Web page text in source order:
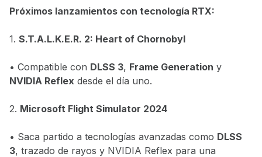
Próximos lanzamientos con tecnología RTX:
1. S.T.A.L.K.E.R. 2: Heart of Chornobyl
• Compatible con DLSS 3, Frame Generation y
NVIDIA Reflex desde el día uno.
2. Microsoft Flight Simulator 2024
• Saca partido a tecnologías avanzadas como DLSS
3, trazado de rayos y NVIDIA Reflex para una